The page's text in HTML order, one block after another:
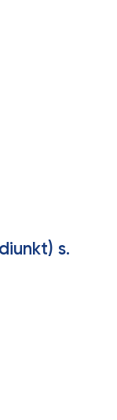
s.